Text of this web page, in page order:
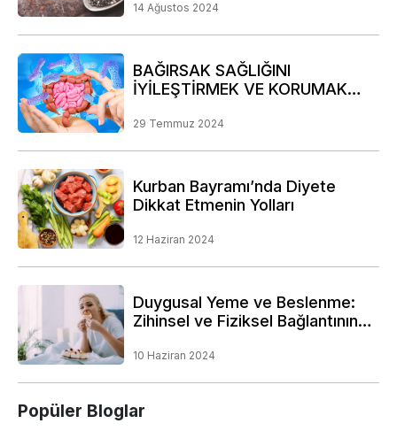
14 Ağustos 2024
BAĞIRSAK SAĞLIĞINI
İYİLEŞTİRMEK VE KORUMAK
NOKTALAR
29 Temmuz 2024
Kurban Bayramı’nda Diyete
Dikkat Etmenin Yolları
12 Haziran 2024
Duygusal Yeme ve Beslenme:
Zihinsel ve Fiziksel Bağlantının
10 Haziran 2024
Popüler Bloglar